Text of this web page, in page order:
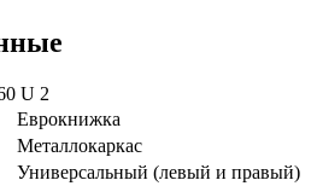
Еврокнижка
Металлокаркас
Универсальный (левый и правый)